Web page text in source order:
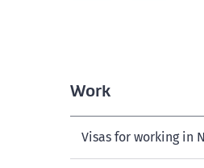
Work
Visas for working in